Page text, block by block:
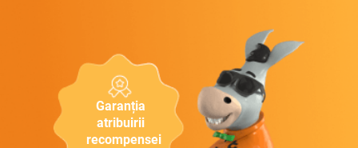
Garanția
atribuirii
recompensei